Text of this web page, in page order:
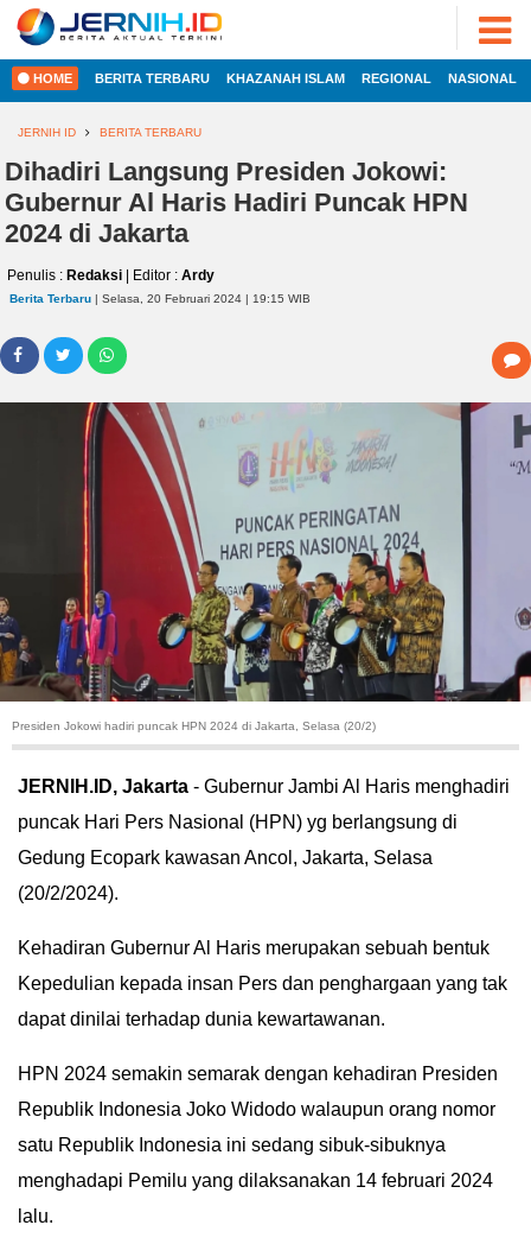
HOME
INTERNASIONAL
EKOBIS
POLITIK
HUKUM
KRIMINAL
KHAZANAH
TEKNOLOGI
OTOMOTIF
HIBURAN
IN
DEPTH
OPINI
ADVERTORIAL
FOTO
VIDEO
PESONA
JAMBI
PESONA
INDONESIA
DUNIA
HEALTH
PROPERTY
LIFESTYLE
ENTREPRENEURSHIP
2022
JERNIH.ID
•
Developed
HOME BERITA TERBARU KHAZANAH ISLAM REGIONAL NASIONAL
JERNIH ID BERITA TERBARU
Dihadiri Langsung Presiden Jokowi:
Gubernur Al Haris Hadiri Puncak HPN
2024 di Jakarta
Penulis : Redaksi | Editor : Ardy
Berita Terbaru | Selasa, 20 Februari 2024 | 19:15 WIB
Presiden Jokowi hadiri puncak HPN 2024 di Jakarta, Selasa (20/2)
JERNIH.ID, Jakarta - Gubernur Jambi Al Haris menghadiri
puncak Hari Pers Nasional (HPN) yg berlangsung di
Gedung Ecopark kawasan Ancol, Jakarta, Selasa
(20/2/2024).
Kehadiran Gubernur Al Haris merupakan sebuah bentuk
Kepedulian kepada insan Pers dan penghargaan yang tak
dapat dinilai terhadap dunia kewartawanan.
HPN 2024 semakin semarak dengan kehadiran Presiden
Republik Indonesia Joko Widodo walaupun orang nomor
satu Republik Indonesia ini sedang sibuk-sibuknya
menghadapi Pemilu yang dilaksanakan 14 februari 2024
lalu.